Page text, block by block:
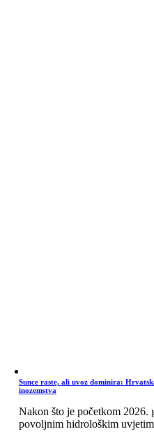
Sunce raste, ali uvoz dominira:
inozemstva
Nakon što je početkom 2026.
povoljnim hidrološkim